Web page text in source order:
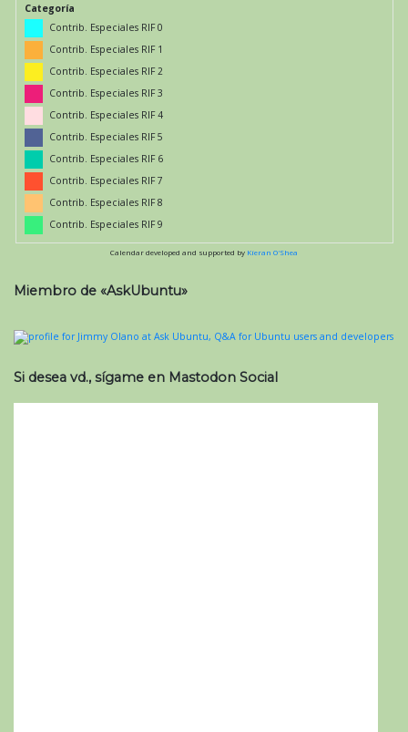
Categoría
Contrib. Especiales RIF 0
Contrib. Especiales RIF 1
Contrib. Especiales RIF 2
Contrib. Especiales RIF 3
Contrib. Especiales RIF 4
Contrib. Especiales RIF 5
Contrib. Especiales RIF 6
Contrib. Especiales RIF 7
Contrib. Especiales RIF 8
Contrib. Especiales RIF 9
Calendar developed and supported by Kieran O'Shea
Miembro de «AskUbuntu»
Si desea vd., sígame en Mastodon Social